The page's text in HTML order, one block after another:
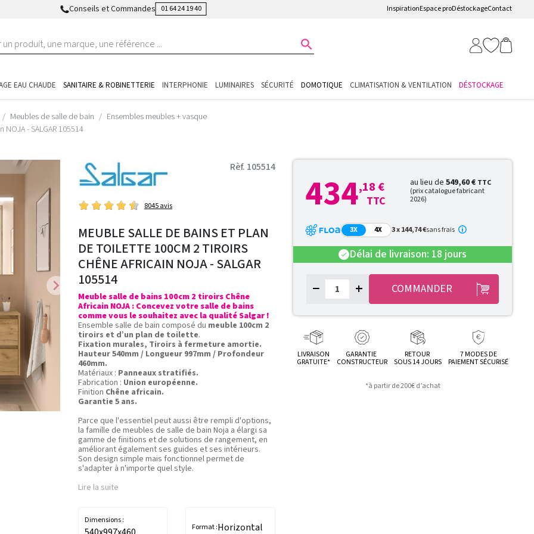
Conseils et Commandes 01 64 24 19 40 InspirationEspace proDéstockageContact

EAU CHAUDE SANITAIRE & ROBINETTERIE INTERPHONIE LUMINAIRES SÉCURITÉ DOMOTIQUE CLIMATISATION & VENTILATION DÉSTOCKAGE
Meubles de salle de bain
Ensembles meubles + vasque
- SALGAR 105514
chevron_right
Rèf. 105514
8045 avis
MEUBLE SALLE DE BAINS ET PLAN
DE TOILETTE 100CM 2 TIROIRS
CHÊNE AFRICAIN NOJA - SALGAR
105514
Meuble salle de bains 100cm 2 tiroirs Chêne
Africain NOJA : Concevez votre salle de bains
comme vous le souhaitez avec la qualité Salgar !
Ensemble salle de bain composé du meuble 100cm 2
tiroirs et d’un plan de toilette.
Fixation murales, Tiroirs à fermeture amortie.
Hauteur 540mm / Longueur 997mm / Profondeur
460mm.
Matériaux : Panneaux stratifiés.
Fabrication : Union européenne.
Finition Chêne africain.
Garantie 5 ans.
Parce que l'essentiel peut aussi être rempli d'options,
la famille de meubles de salle de bain Noja a élargi sa
gamme de finitions et de solutions de rangement, en
améliorant également ses guides et ses intérieurs.
Son design simple mais fonctionnel permet de
s'adapter à n'importe quel style.
Lire la suite
Dimensions :
Format :Horizontal
434,18 €
TTC
au lieu de 549,60 € TTC
(prix catalogue fabricant
2026)
3X 4X 3 x 144,74 €sans frais
check Délai de livraison: 18 jours
− + COMMANDER
LIVRAISON
GRATUITE*
GARANTIE
CONSTRUCTEUR
RETOUR
SOUS 14 JOURS
7 MODES DE
PAIEMENT SÉCURISÉ
*à partir de 200€ d’achat